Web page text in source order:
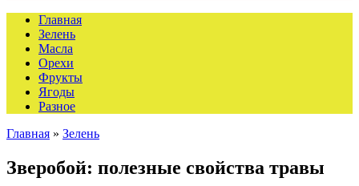
Главная
Зелень
Масла
Орехи
Фрукты
Ягоды
Разное
Главная » Зелень
Зверобой: полезные свойства травы